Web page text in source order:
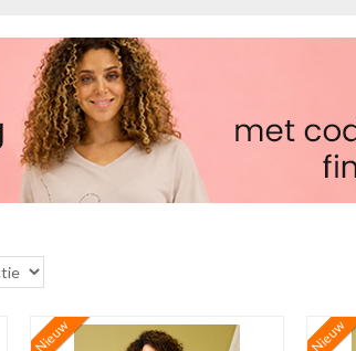
Nieuw Nieuw